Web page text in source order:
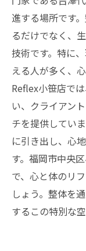
進する場所です
るだけでなく、
技術です。特に
える人が多く、
Reflex小笹店で
い、クライアン
チを提供してい
に引き出し、心
す。福岡市中央
で、心と体のリ
しょう。整体を
するこの特別な